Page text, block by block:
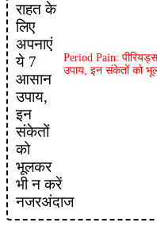
Period Pain:
उपाय, इन संकेतों को